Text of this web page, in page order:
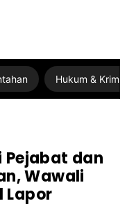
Hukum &
dan
Wawali
Lapor